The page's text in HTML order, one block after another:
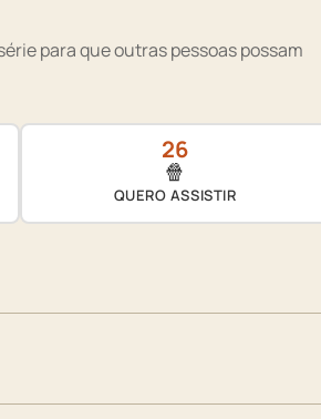
para que outras pessoas possam
26
🍿
QUERO ASSISTIR